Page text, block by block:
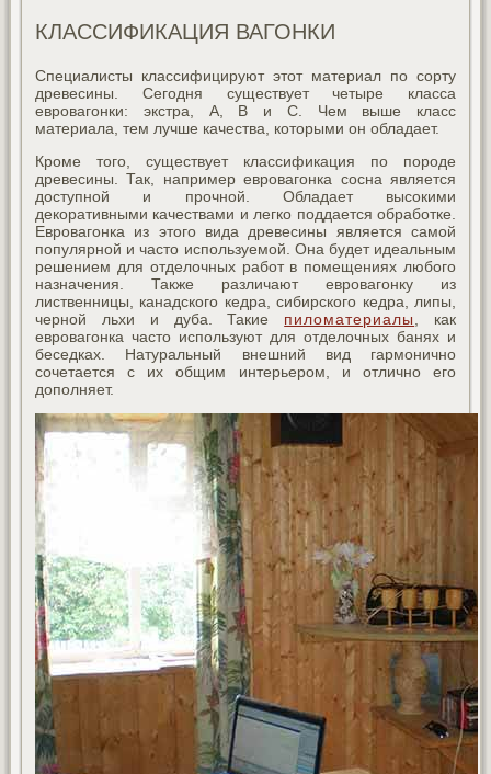
КЛАССИФИКАЦИЯ ВАГОНКИ
Специалисты классифицируют этот материал по сорту
древесины. Сегодня существует четыре класса
евровагонки: экстра, А, В и С. Чем выше класс
материала, тем лучше качества, которыми он обладает.
Кроме того, существует классификация по породе
древесины. Так, например евровагонка сосна является
доступной и прочной. Обладает высокими
декоративными качествами и легко поддается обработке.
Евровагонка из этого вида древесины является самой
популярной и часто используемой. Она будет идеальным
решением для отделочных работ в помещениях любого
назначения. Также различают евровагонку из
лиственницы, канадского кедра, сибирского кедра, липы,
черной льхи и дуба. Такие пиломатериалы
, как
евровагонка часто используют для отделочных банях и
беседках. Натуральный внешний вид гармонично
сочетается с их общим интерьером, и отлично его
дополняет.